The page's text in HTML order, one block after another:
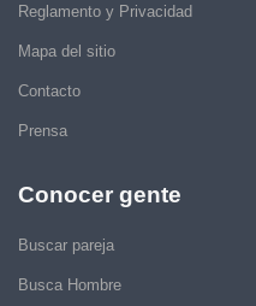
Reglamento y Privacidad
Mapa del sitio
Contacto
Prensa
Conocer gente
Buscar pareja
Busca Hombre